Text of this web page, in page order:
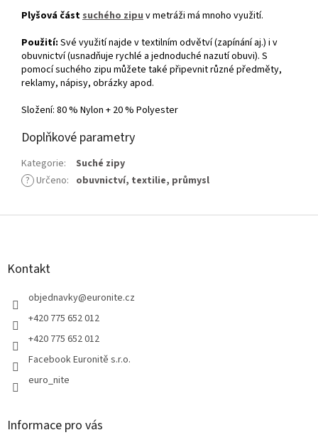
Plyšová část suchého zipu v metráži má mnoho využití.
Použití: Své využití najde v textilním odvětví (zapínání aj.) i v
obuvnictví (usnadňuje rychlé a jednoduché nazutí obuvi). S
pomocí suchého zipu můžete také připevnit různé předměty,
reklamy, nápisy, obrázky apod.
Složení: 80 % Nylon + 20 % Polyester
Doplňkové parametry
Kategorie:
Suché zipy
? Určeno: obuvnictví, textilie, průmysl
Z
Kontakt
objednavky@euronite.cz
+420 775 652 012
+420 775 652 012
Facebook Euronitě s.r.o.
euro_nite
Informace pro vás